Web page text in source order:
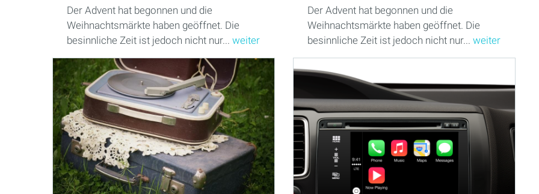
Der Advent hat begonnen und die
Weihnachtsmärkte haben geöffnet. Die
besinnliche Zeit ist jedoch nicht nur... weiter
Der Advent hat begonnen und die
Weihnachtsmärkte haben geöffnet. Die
besinnliche Zeit ist jedoch nicht nur... weiter